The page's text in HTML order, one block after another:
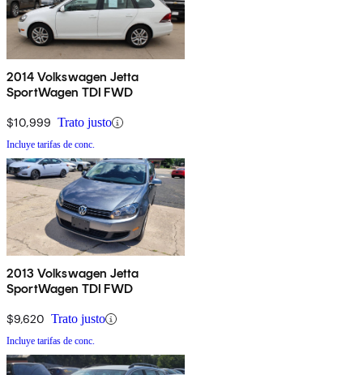
2014 Volkswagen Jetta
SportWagen TDI FWD
$10,999 Trato justo
Incluye tarifas de conc.
2013 Volkswagen Jetta
SportWagen TDI FWD
$9,620 Trato justo
Incluye tarifas de conc.